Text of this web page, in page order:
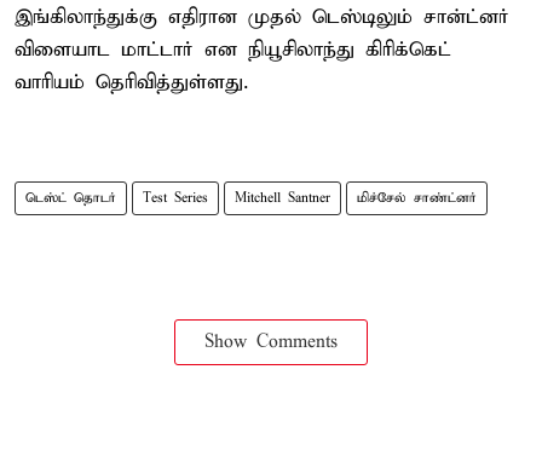
இங்கிலாந்துக்கு எதிரான முதல் டெஸ்டிலும் சான்ட்னர்
விளையாட மாட்டார் என நியூசிலாந்து கிரிக்கெட்
வாரியம் தெரிவித்துள்ளது.
டெஸ்ட் தொடர் Test Series Mitchell Santner மிச்சேல் சாண்ட்னர்
Show Comments